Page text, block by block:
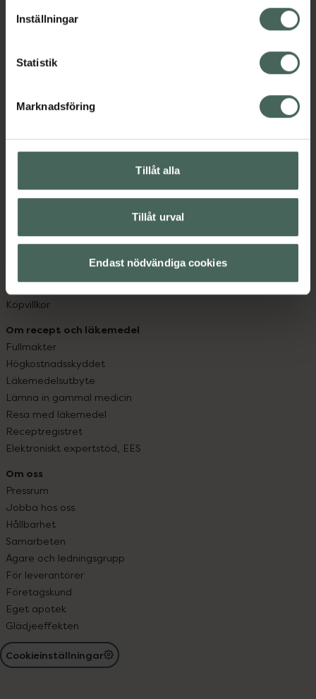
lagligheten av behandling som skett innan återkallelsen.
Inställningar
Statistik
Marknadsföring
Tillåt alla
Tillåt urval
Endast nödvändiga cookies
syd till Lappland i norr, och online i mobilen och på
hjälpa just dig att må lite bättre. Välkommen att prata
med oss.
Kundservice
Hitta apotek
Leverans, betalning och retur
Sajtens tillgänglighet
App
Köpvillkor
Om recept och läkemedel
Fullmakter
Högkostnadsskyddet
Läkemedelsutbyte
Lämna in gammal medicin
Resa med läkemedel
Receptregistret
Elektroniskt expertstöd, EES
Om oss
Pressrum
Jobba hos oss
Hållbarhet
Samarbeten
Ägare och ledningsgrupp
För leverantörer
Företagskund
Eget apotek
Glädjeeffekten
Cookieinställningar